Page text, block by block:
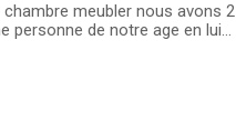
meubler nous avons 2
personne de notre age en lui